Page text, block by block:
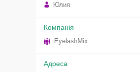
Юлия
EyelashMix